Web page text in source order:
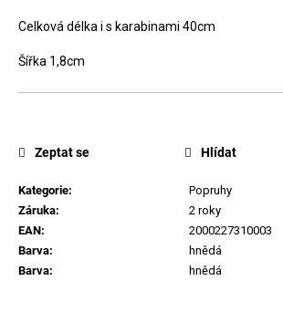
Celková délka i s karabinami 40cm
Šířka 1,8cm
Kategorie:
Popruhy
Záruka:
2 roky
EAN:
2000227310003
Barva:
hnědá
Barva: hnědá
Zeptat se Hlídat
D
o
p
o
u
u
j
e
m